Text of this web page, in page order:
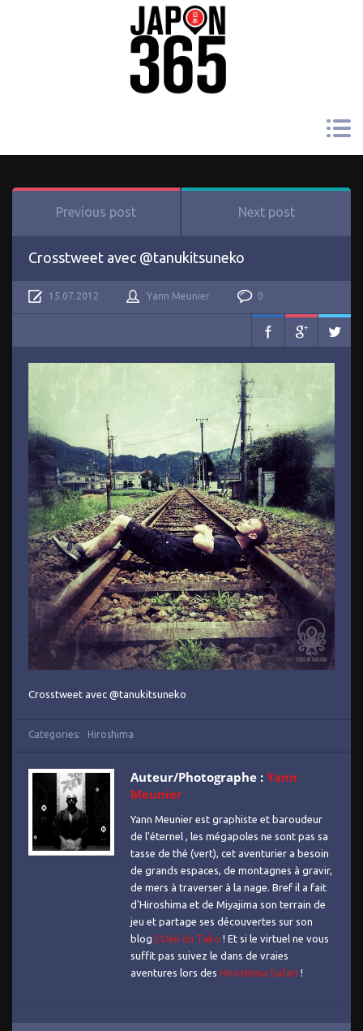
Previous post Next post
Crosstweet avec @tanukitsuneko
15.07.2012 Yann Meunier 0
Crosstweet avec @tanukitsuneko
Categories: Hiroshima
Auteur/Photographe : Yann
Meunier
Yann Meunier est graphiste et baroudeur
de l'éternel , les mégapoles ne sont pas sa
tasse de thé (vert), cet aventurier a besoin
de grands espaces, de montagnes à gravir,
de mers à traverser à la nage. Bref il a fait
d'Hiroshima et de Miyajima son terrain de
jeu et partage ses découvertes sur son
blog L'Oeil du Tako ! Et si le virtuel ne vous
suffit pas suivez le dans de vraies
aventures lors des Hiroshima Safari !